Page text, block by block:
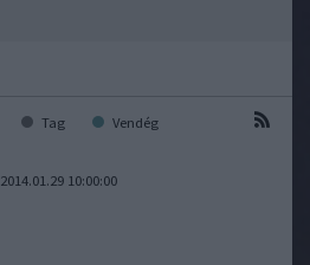
Tag Vendég
2014.01.29 10:00:00